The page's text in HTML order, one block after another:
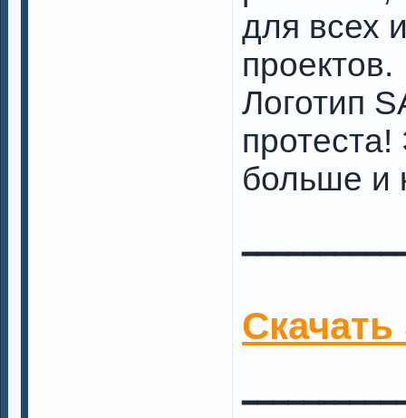
для всех
проектов.
Логотип
больше и
Скачать